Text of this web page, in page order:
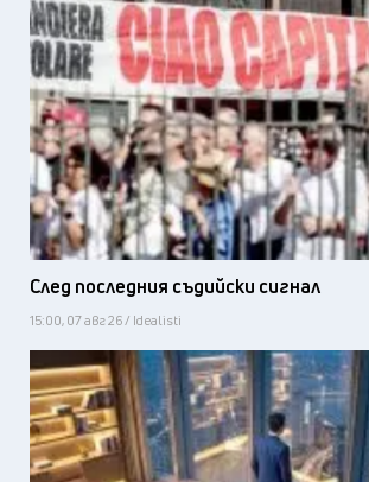
След последния съдийски сигнал
15:00, 07 авг 26 / Idealisti